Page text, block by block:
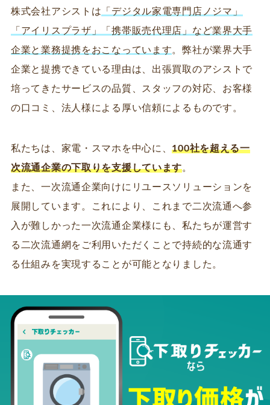
株式会社アシストは 「デジタル家電専門店ノジマ」
「アイリスプラザ」「携帯販売代理店」など業界大手
企業と業務提携をおこなっています。弊社が業界大手
企業と提携できている理由は、出張買取のアシストで
培ってきたサービスの品質、スタッフの対応、お客様
の口コミ、法人様による厚い信頼によるものです。
私たちは、家電・スマホを中心に、100社を超える一
次流通企業の下取りを支援しています。
また、一次流通企業向けにリユースソリューションを
展開しています。これにより、これまで二次流通へ参
入が難しかった一次流通企業様にも、私たちが運営す
る二次流通網をご利用いただくことで持続的な流通す
る仕組みを実現することが可能となりました。